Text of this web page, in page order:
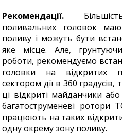
Рекомендації.
поливальних головок
поливу і можуть бути
яке місце. Але,
роботи, рекомендуємо
головки на відкритих
сектором дії в 360
ці відкриті майданчики
багатоструменеві ротори
працюють на таких
одну окрему зону поливу.